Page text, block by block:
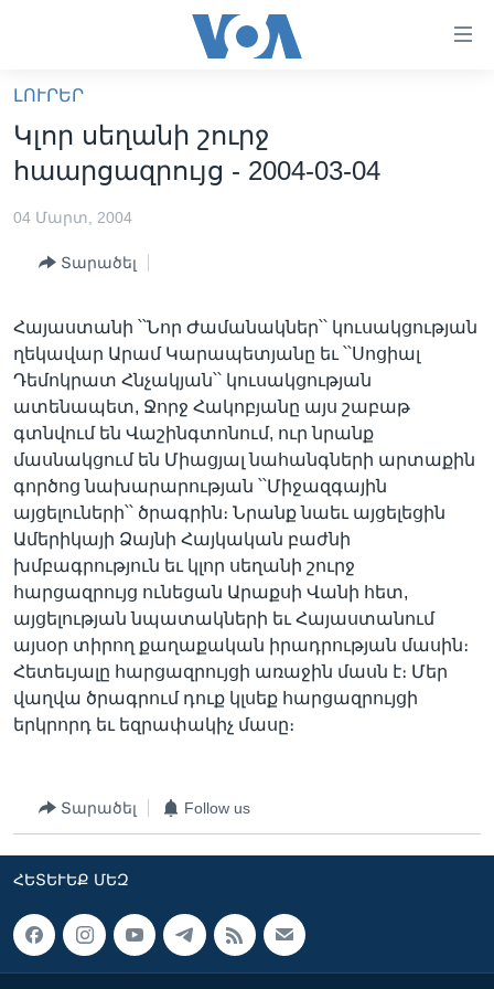
հիմնական
բովանդակությանը
անցնել
հիմնական
բովանդակությանը
բովանդակություն
ԼՈՒՐԵՐ
ՖԻԼՄԵՐ
IN ENGLISH
ՄԵՐ ՄԱՍԻՆ
«ԱՄԵՐԻԿԱՅԻ ՁԱՅՆ»-Ի ԿԱՆՈՆԱԴՐՈՒԹՅՈՒՆ
ԿԱՊ ՄԵԶ ՀԵՏ
ՈՒԿՐԱԻՆԱԿԱՆ ՊԱՏԵՐԱԶՄ
Learning English
ՀԵՏԵՒԵՔ ՄԵԶ
Լեզուներ
ԼՈՒՐԵՐ
Կլոր սեղանի շուրջ
հաարցազրույց - 2004-03-04
04 Մարտ, 2004
Տարածել
Հայաստանի ՝՝Նոր Ժամանակներ՝՝ կուսակցության
ղեկավար Արամ Կարապետյանը եւ ՝՝Սոցիալ
Դեմոկրատ Հնչակյան՝՝ կուսակցության
ատենապետ, Ջորջ Հակոբյանը այս շաբաթ
գտնվում են Վաշինգտոնում, ուր նրանք
մասնակցում են Միացյալ նահանգների արտաքին
գործոց նախարարության ՝՝Միջազգային
այցելուների՝՝ ծրագրին։ Նրանք նաեւ այցելեցին
Ամերիկայի Ձայնի Հայկական բաժնի
խմբագրություն եւ կլոր սեղանի շուրջ
հարցազրույց ունեցան Արաքսի Վանի հետ,
այցելության նպատակների եւ Հայաստանում
այսօր տիրող քաղաքական իրադրության մասին։
Հետեւյալը հարցազրույցի առաջին մասն է։ Մեր
վաղվա ծրագրում դուք կլսեք հարցազրույցի
երկրորդ եւ եզրափակիչ մասը։
Տարածել Follow us
ՀԵՏԵՒԵՔ ՄԵԶ